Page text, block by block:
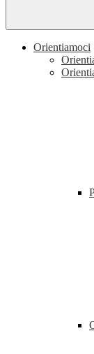
Orientiamoci